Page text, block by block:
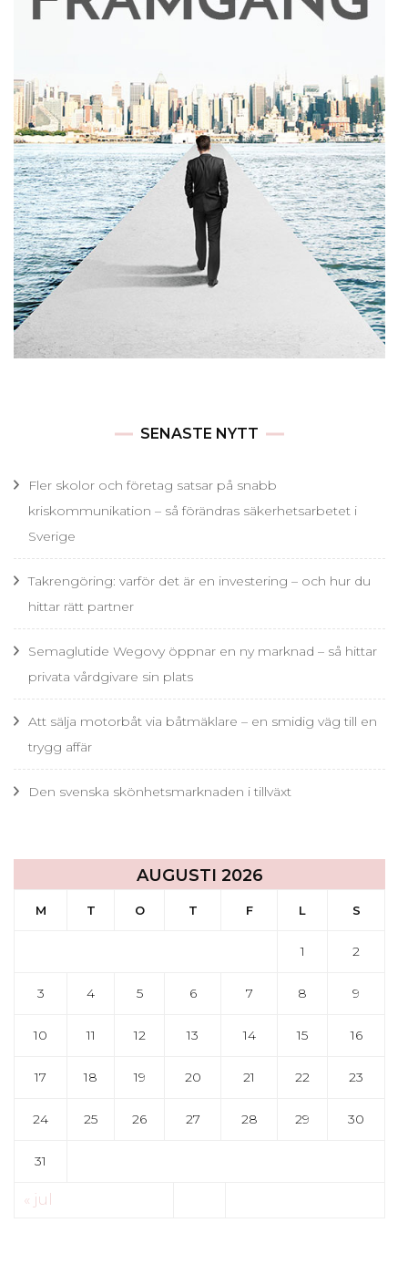
SENASTE NYTT
Fler skolor och företag satsar på snabb
kriskommunikation – så förändras säkerhetsarbetet i
Sverige
Takrengöring: varför det är en investering – och hur du
hittar rätt partner
Semaglutide Wegovy öppnar en ny marknad – så hittar
privata vårdgivare sin plats
Att sälja motorbåt via båtmäklare – en smidig väg till en
trygg affär
Den svenska skönhetsmarknaden i tillväxt
AUGUSTI 2026
M T O T F L S
1 2
3 4 5 6 7 8 9
10 11 12 13 14 15 16
17 18 19 20 21 22 23
24 25 26 27 28 29 30
31
« jul